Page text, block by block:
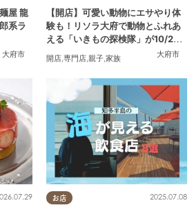
大府市
屋 龍
系ラ
,おひとりさま,コスパ抜群 大府市
【開店】可愛い動物にエサやり体
験も！リソラ大府で動物とふれあ
える「いきもの探検隊」が10/24
開店 専門店 親子 家族
お店 2025.07.08